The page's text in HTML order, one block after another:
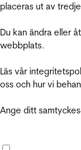
placeras ut av
Du kan ändra eller
webbplats.
Läs vår
oss och hur vi
Ange ditt